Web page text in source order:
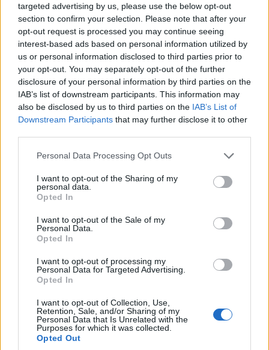
targeted advertising by us, please use the below opt-out
section to confirm your selection. Please note that after your
opt-out request is processed you may continue seeing
interest-based ads based on personal information utilized by
us or personal information disclosed to third parties prior to
your opt-out. You may separately opt-out of the further
disclosure of your personal information by third parties on the
IAB’s list of downstream participants. This information may
also be disclosed by us to third parties on the IAB’s List of
Downstream Participants that may further disclose it to other
Please note that this website/app uses one or more Google
not limited to your visit or usage behaviour. You may click to
grant or deny consent to Google and its third-party tags to
use your data for below specified purposes in below Google
consent section.
Personal Data Processing Opt Outs
I want to opt-out of the Sharing of my
personal data.
Opted In
I want to opt-out of the Sale of my
Personal Data.
Opted In
I want to opt-out of processing my
Personal Data for Targeted Advertising.
Opted In
I want to opt-out of Collection, Use,
Retention, Sale, and/or Sharing of my
Personal Data that Is Unrelated with the
Purposes for which it was collected.
Opted Out
Αργεντινή-Βραζιλία: Στα άκρα η διπλωματική
κρίση – Αποχωρούν οι πρεσβευτές